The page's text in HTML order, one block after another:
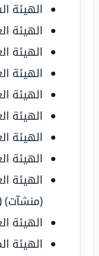
الهيئة
الهيئة
الهيئة
الهيئة
الهيئة
الهيئة
الهيئة
الهيئة
الهيئة
(منشآت)
الهيئة
الهيئة